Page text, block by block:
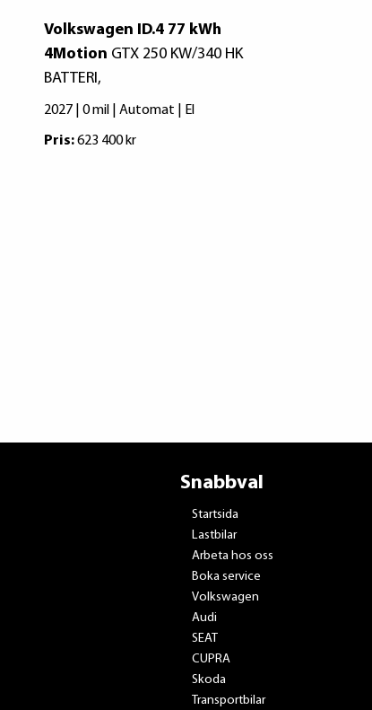
Volkswagen ID.4 77 kWh
4Motion GTX 250 KW/340 HK
BATTERI,
2027 | 0 mil | Automat | El
Pris:623 400 kr
Snabbval
Startsida
Lastbilar
Arbeta hos oss
Boka service
Volkswagen
Audi
SEAT
CUPRA
Skoda
Transportbilar